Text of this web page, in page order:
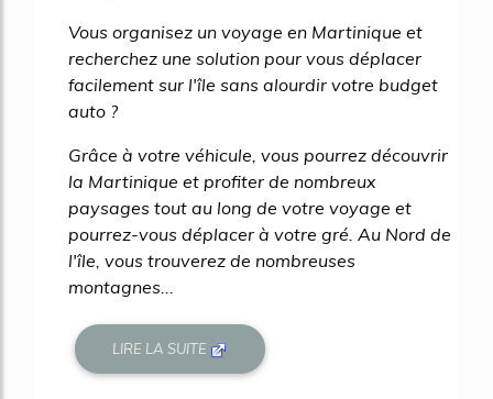
Vous organisez un voyage en Martinique et
recherchez une solution pour vous déplacer
facilement sur l'île sans alourdir votre budget
auto ?
Grâce à votre véhicule, vous pourrez découvrir
la Martinique et profiter de nombreux
paysages tout au long de votre voyage et
pourrez-vous déplacer à votre gré. Au Nord de
l'île, vous trouverez de nombreuses
montagnes...
LIRE LA SUITE